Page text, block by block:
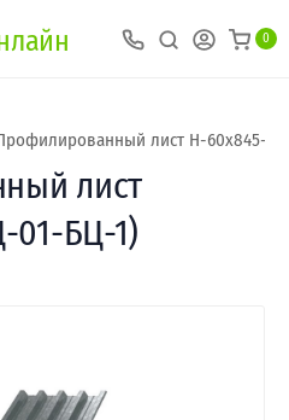
0
лист Н-60х845-A
лист
01-БЦ-1)